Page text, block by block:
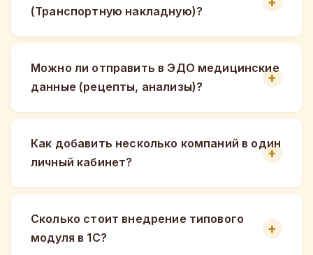
(Транспортную накладную)?
Можно ли отправить в ЭДО медицинские
данные (рецепты, анализы)?
Как добавить несколько компаний в один
личный кабинет?
Сколько стоит внедрение типового
модуля в 1С?